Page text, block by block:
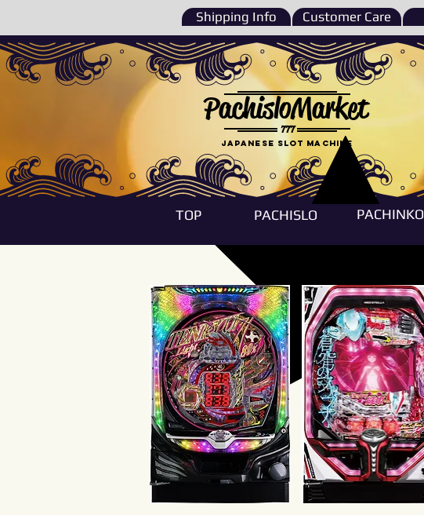
Shipping Info Customer Care
777
PachisloMarket
Japanese Slot machine
TOP PACHISLO PACHINKO